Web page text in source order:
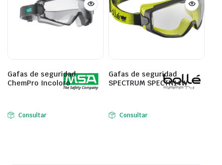
Gafas de seguridad
ChemPro Incoloro
Consultar
Gafas de seguridad
SPECTRUM SPECTN14W
Consultar